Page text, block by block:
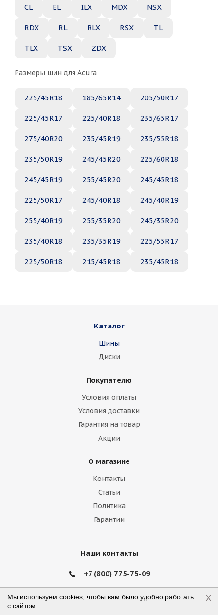
CL EL ILX MDX NSX
RDX RL RLX RSX TL
TLX TSX ZDX
Размеры шин для Acura
225/45R18 185/65R14 205/50R17
225/45R17 225/40R18 235/65R17
275/40R20 235/45R19 235/55R18
235/50R19 245/45R20 225/60R18
245/45R19 255/45R20 245/45R18
225/50R17 245/40R18 245/40R19
255/40R19 255/35R20 245/35R20
235/40R18 235/35R19 225/55R17
225/50R18 215/45R18 235/45R18
Каталог
Шины
Диски
Покупателю
Условия оплаты
Условия доставки
Гарантия на товар
Акции
О магазине
Контакты
Статьи
Политика
Гарантии
Наши контакты
+7 (800) 775-75-09
order@shintyre.ru
Мы используем cookies, чтобы вам было удобно работать
с сайтом
x